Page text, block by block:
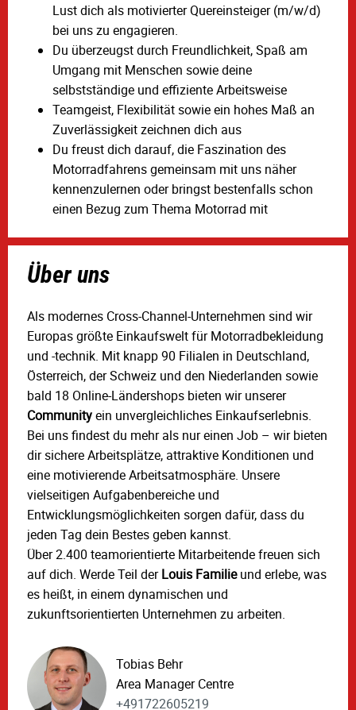
Lust dich als motivierter Quereinsteiger (m/w/d)
bei uns zu engagieren.
Du überzeugst durch Freundlichkeit, Spaß am
Umgang mit Menschen sowie deine
selbstständige und effiziente Arbeitsweise
Teamgeist, Flexibilität sowie ein hohes Maß an
Zuverlässigkeit zeichnen dich aus
Du freust dich darauf, die Faszination des
Motorradfahrens gemeinsam mit uns näher
kennenzulernen oder bringst bestenfalls schon
einen Bezug zum Thema Motorrad mit
Über uns
Als modernes Cross-Channel-Unternehmen sind wir
Europas größte Einkaufswelt für Motorradbekleidung
und -technik. Mit knapp 90 Filialen in Deutschland,
Österreich, der Schweiz und den Niederlanden sowie
bald 18 Online-Ländershops bieten wir unserer
Communityein unvergleichliches Einkaufserlebnis.
Bei uns findest du mehr als nur einen Job – wir bieten
dir sichere Arbeitsplätze, attraktive Konditionen und
eine motivierende Arbeitsatmosphäre. Unsere
vielseitigen Aufgabenbereiche und
Entwicklungsmöglichkeiten sorgen dafür, dass du
jeden Tag dein Bestes geben kannst.
Über 2.400 teamorientierte Mitarbeitende freuen sich
auf dich. Werde Teil derLouis Familieund erlebe, was
es heißt, in einem dynamischen und
zukunftsorientierten Unternehmen zu arbeiten.
Tobias Behr
Area Manager Centre
+491722605219